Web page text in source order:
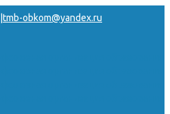
tmb-obkom@yandex.ru